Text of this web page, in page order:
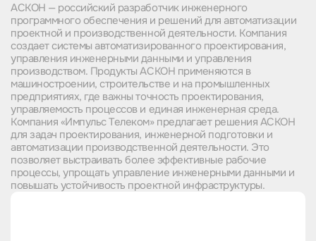
АСКОН — российский разработчик инженерного
программного обеспечения и решений для автоматизации
проектной и производственной деятельности. Компания
создает системы автоматизированного проектирования,
управления инженерными данными и управления
производством. Продукты АСКОН применяются в
машиностроении, строительстве и на промышленных
предприятиях, где важны точность проектирования,
управляемость процессов и единая инженерная среда.
Компания «Импульс Телеком» предлагает решения АСКОН
для задач проектирования, инженерной подготовки и
автоматизации производственной деятельности. Это
позволяет выстраивать более эффективные рабочие
процессы, упрощать управление инженерными данными и
повышать устойчивость проектной инфраструктуры.